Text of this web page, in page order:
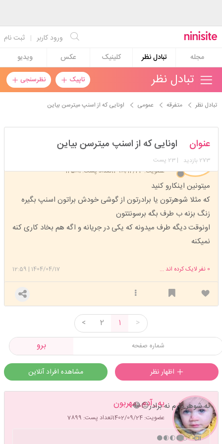
ثبت نام | ورود کاربر
مجله
تبادل نظر کلینیک عکس ویدیو
تاپیک نظرسنجی تبادل نظر
تبادل نظر متفرقه عمومی اونایی که از اسنپ میترسن بیاین
md6873
عضویت: 1398/12/23 تعداد پست: 14581
عنوان اونایی که از اسنپ میترسن بیاین
273 بازدید | 23 پست
میتونین اینکارو کنید
که مثلا شوهرتون یا برادرتون از گوشی خودش براتون اسنپ بگیره
زنگ بزنه ب طرف بگه برسونتتون
اونوقت دیگه طرف میدونه که یکی در جریانه و اگه هم بخاد کاری کنه
نمیکنه
1404/04/17
|
12:59 0 نفر لایک کرده اند ...
>
1
2
<
برو
مشاهده افراد آنلاین
یه_آدم_مهربون
عضویت: 1402/09/24 تعداد پست: 7899
نه شوهر دارم نه برادر😑😂
🌕🌔🌓🌒🌑